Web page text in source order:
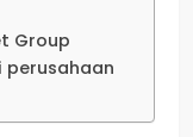
Group
perusahaan